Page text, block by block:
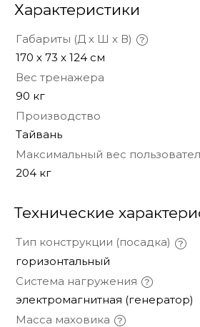
Характеристики
Габариты (Д х Ш х В)
170 х 73 х 124 см
Вес тренажера
90 кг
Производство
Тайвань
Максимальный вес
204 кг
Технические
Тип конструкции (посадка)
горизонтальный
Система нагружения
электромагнитная (генератор)
Масса маховика